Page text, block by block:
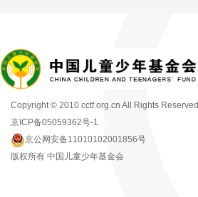
Copyright © 2010 cctf.org.cn All Rights Reserved
京ICP备05059362号-1
京公网安备11010102001856号
版权所有 中国儿童少年基金会